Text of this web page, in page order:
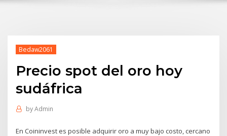
Bedaw2061
Precio spot del oro hoy
sudáfrica
byAdmin
En Coininvest es posible adquirir oro a muy bajo costo, cercano